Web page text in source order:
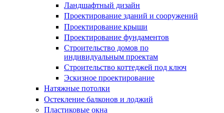
Ландшафтный дизайн
Проектирование зданий и сооружений
Проектирование крыши
Проектирование фундаментов
Строительство домов по
индивидуальным проектам
Строительство коттеджей под ключ
Эскизное проектирование
Натяжные потолки
Остекление балконов и лоджий
Пластиковые окна